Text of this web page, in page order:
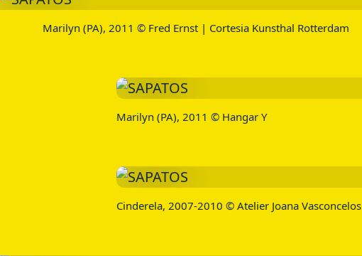
Marilyn (PA), 2011 © Fred Ernst | Cortesia Kunsthal Rotterdam
Marilyn (PA), 2011 © Hangar Y
Cinderela, 2007-2010 © Atelier Joana Vasconcelos